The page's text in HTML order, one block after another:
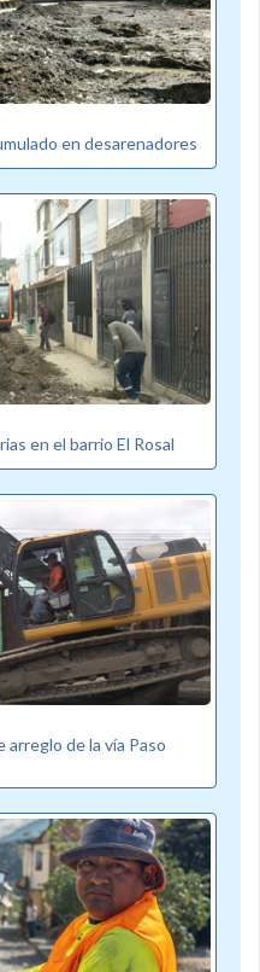
en desarenadores
en el barrio El Rosal
arreglo de la vía Paso